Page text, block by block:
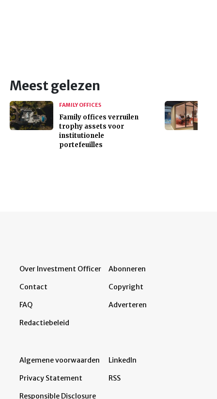
Meest gelezen
FAMILY OFFICES
Family offices verruilen
trophy assets voor
institutionele
portefeuilles
Over Investment Officer
Contact
FAQ
Redactiebeleid
Abonneren
Copyright
Adverteren
Algemene voorwaarden
Privacy Statement
Responsible Disclosure
LinkedIn
RSS